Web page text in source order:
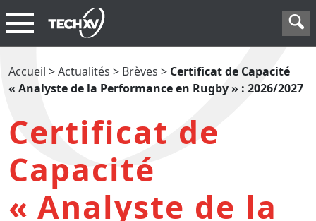
Accueil >Actualités > Brèves > Certificat de Capacité
« Analyste de la Performance en Rugby » : 2026/2027
Certificat de
Capacité
« Analyste de la